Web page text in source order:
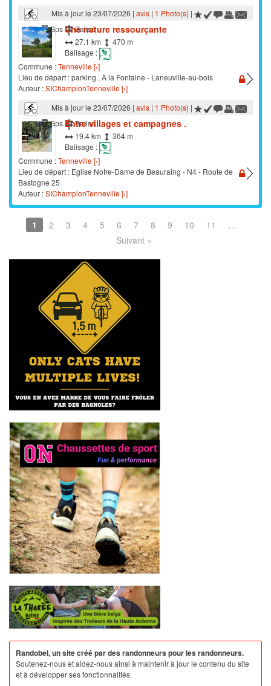
Mis à jour le 23/07/2026 | avis| 1 Photo(s) |
VTC
Gps Balisé
Une nature ressourçante
27.1 km
470 m
Balisage :
Commune :Tenneville [›]
Lieu de départ : parking , À la Fontaine - Laneuville-au-bois
Auteur :SIChamplonTenneville [›]
Mis à jour le 23/07/2026 | avis| 1 Photo(s) |
VTC
Gps Balisé
Entre villages et campagnes .
19.4 km
364 m
Balisage :
Commune :Tenneville [›]
Lieu de départ : Eglise Notre-Dame de Beauraing - N4 - Route de
Bastogne 25
Auteur :SIChamplonTenneville [›]
1 2 3 4 5 6 7 8 9 10 11
…
Suivant »
Randobel, un site créé par des randonneurs pour les randonneurs.
Soutenez-nous et aidez-nous ainsi à maintenir à jour le contenu du site
et à développer ses fonctionnalités.